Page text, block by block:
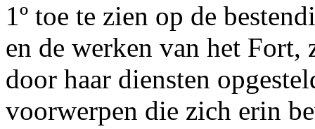
1º toe te zien op de
en de werken van het Fort,
door haar diensten
voorwerpen die zich erin